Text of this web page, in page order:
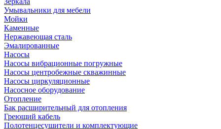
Умывальники для мебели
Мойки
Каменные
Нержавеющая сталь
Эмалированные
Насосы
Насосы вибрационные погружные
Насосы центробежные скважинные
Насосы циркуляционные
Насосное оборудование
Отопление
Бак расширительный для отопления
Греющий кабель
Полотенцесушители и комплектующие